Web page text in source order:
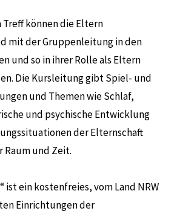
Treff können die Eltern
mit der Gruppenleitung in den
und so in ihrer Rolle als Eltern
Die Kursleitung gibt Spiel- und
und Themen wie Schlaf,
und psychische Entwicklung
der Elternschaft
Raum und Zeit.
ist ein kostenfreies, vom Land NRW
Einrichtungen der